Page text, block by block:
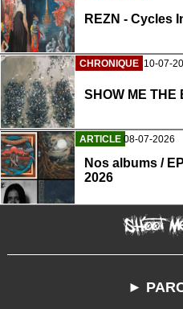
REZN - Cycles
CHRONIQUE 10-07-
SHOW ME THE
ARTICLE 08-07-2026
Nos albums /
2026
►